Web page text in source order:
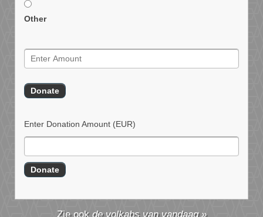
Other
Enter Donation Amount (EUR)
de volkabs van vandaag »